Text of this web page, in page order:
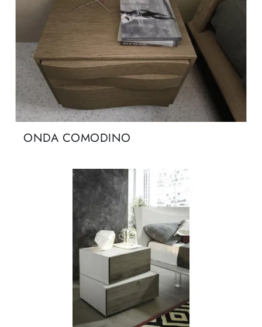
ONDA COMODINO